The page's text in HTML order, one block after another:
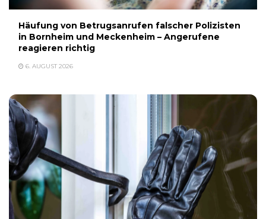
Häufung von Betrugsanrufen falscher Polizisten
in Bornheim und Meckenheim – Angerufene
reagieren richtig
6. AUGUST 2026